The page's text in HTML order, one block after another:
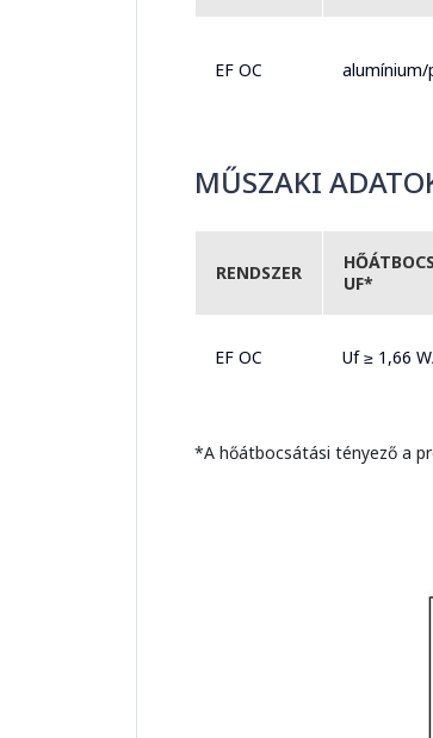
EF OC alumínium/
MŰSZAKI
RENDSZER
UF*
EF OC Uf ≥ 1,66
*A hőátbocsátási tényező a